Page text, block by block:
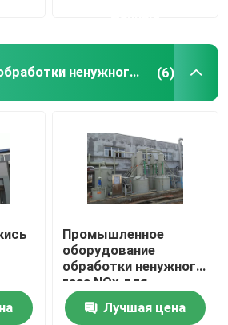
Оборудование обработки ненужного газа (6)
Промышленное
оборудование
обработки ненужного
газа NOx для
рафинадного завода
PGM
Лучшая цена